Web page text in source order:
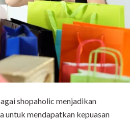
shopaholic menjadikan
untuk mendapatkan kepuasan